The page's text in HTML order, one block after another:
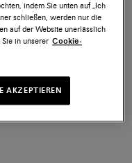
indem Sie unten auf „Ich
schließen, werden nur die
auf der Website unerlässlich
in unserer Cookie-
AKZEPTIEREN